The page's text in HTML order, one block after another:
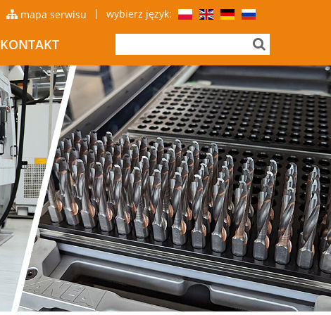
wybierz język:
|
mapa serwisu
KONTAKT